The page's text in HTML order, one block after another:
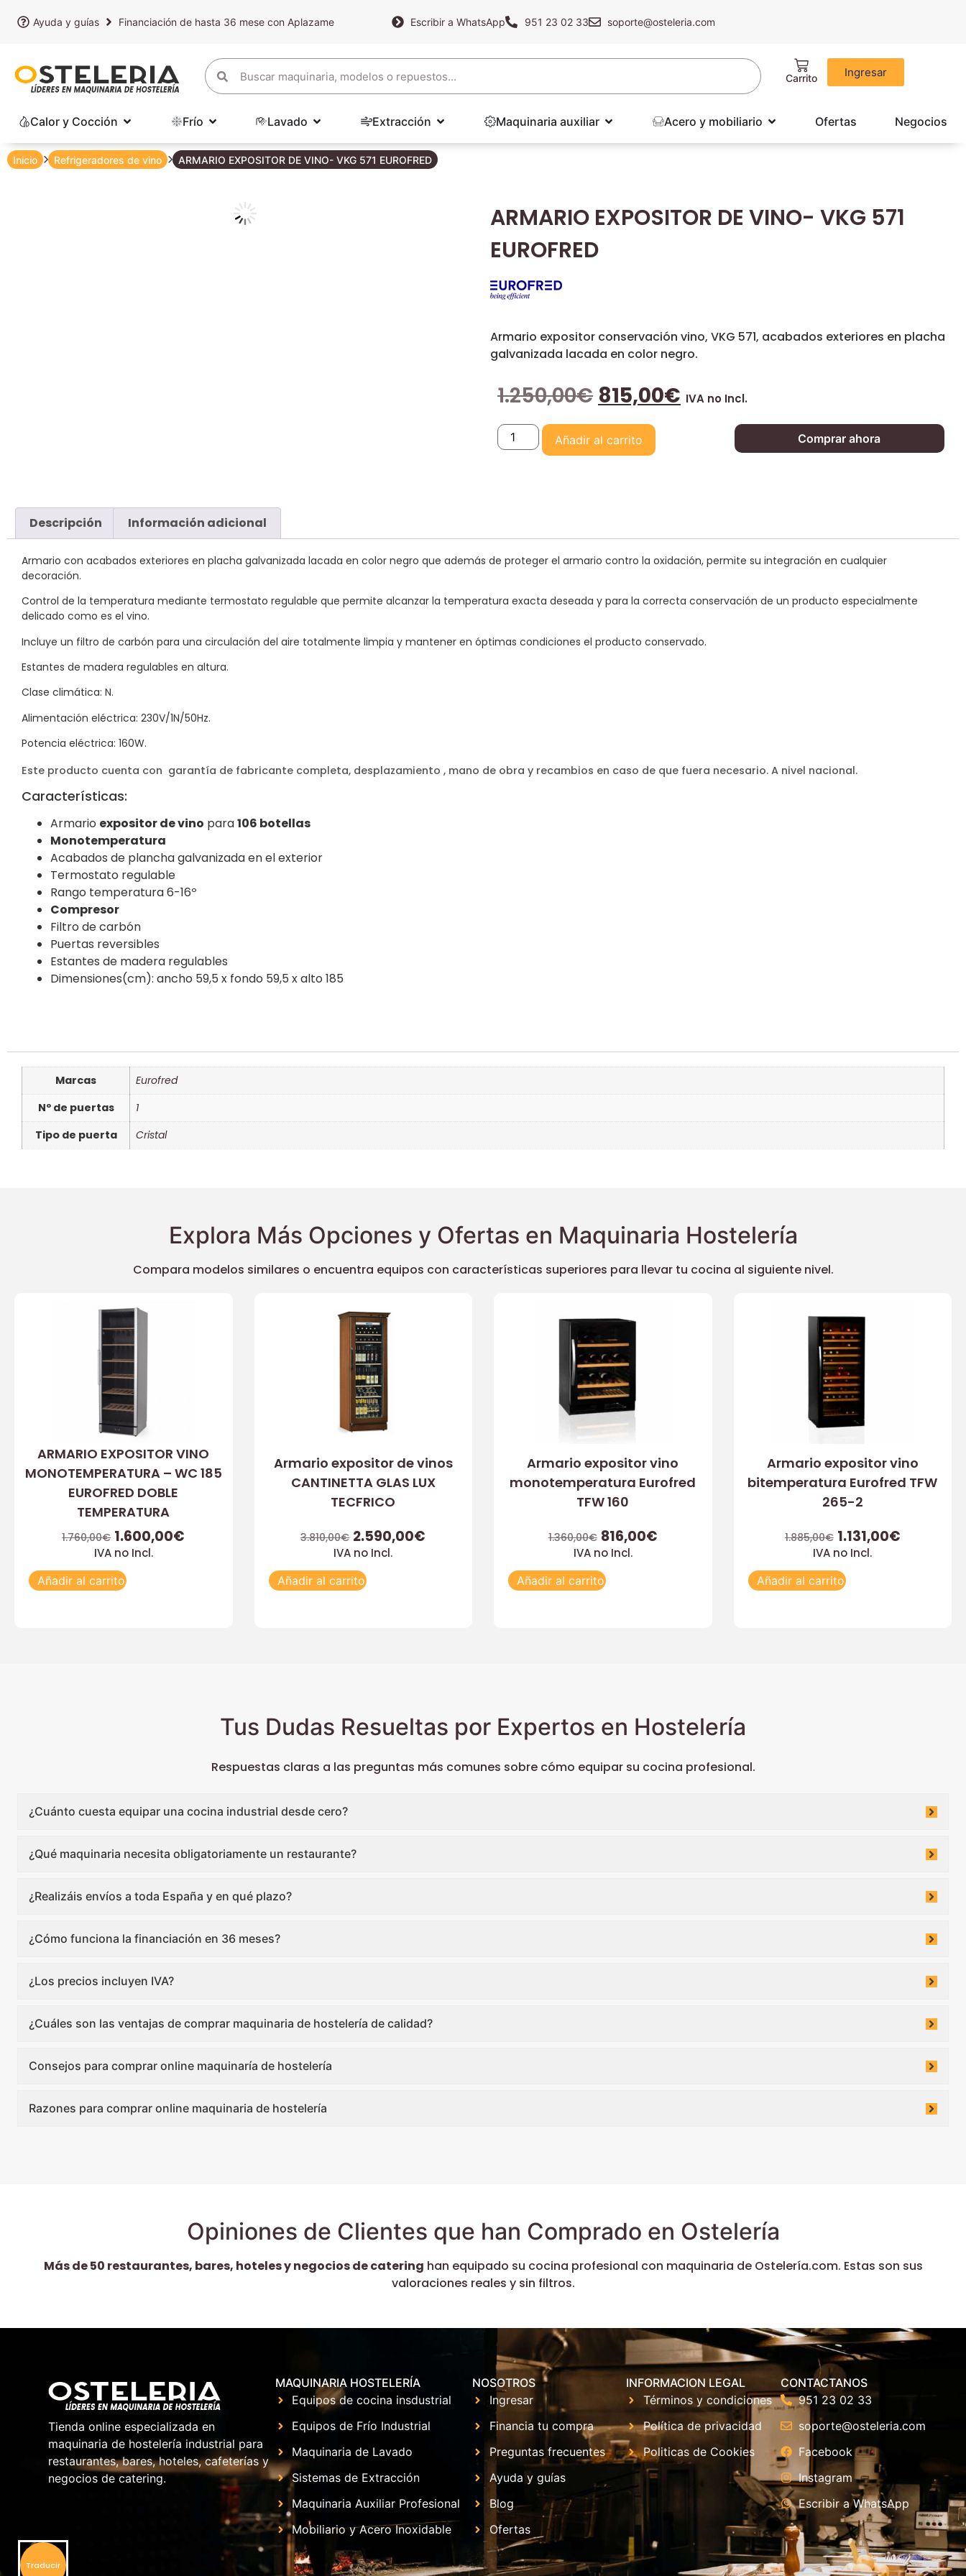
Ayuda y guías Financiación de hasta 36 mese con Aplazame Escribir a WhatsApp 951 23 02 33 soporte@osteleria.com
Ingresar
Calor y Cocción Frío Lavado Extracción Maquinaria auxiliar Acero y mobiliario Ofertas Negocios
Inicio Refrigeradores de vino ARMARIO EXPOSITOR DE VINO- VKG 571 EUROFRED
ARMARIO EXPOSITOR DE VINO- VKG 571
EUROFRED
Armario expositor conservación vino, VKG 571, acabados exteriores en placha
galvanizada lacada en color negro.
1.250,00€ 815,00€ IVA no Incl.
Añadir al carrito Comprar ahora
Descripción Información adicional
Armario con acabados exteriores en placha galvanizada lacada en color negro que además de proteger el armario contro la oxidación, permite su integración en cualquier
decoración.
Control de la temperatura mediante termostato regulable que permite alcanzar la temperatura exacta deseada y para la correcta conservación de un producto especialmente
delicado como es el vino.
Incluye un filtro de carbón para una circulación del aire totalmente limpia y mantener en óptimas condiciones el producto conservado.
Estantes de madera regulables en altura.
Clase climática: N.
Alimentación eléctrica: 230V/1N/50Hz.
Potencia eléctrica: 160W.
Este producto cuenta con garantía de fabricante completa, desplazamiento , mano de obra y recambios en caso de que fuera necesario. A nivel nacional.
Características:
Armario expositor de vino para106 botellas
Monotemperatura
Acabados de plancha galvanizada en el exterior
Termostato regulable
Rango temperatura 6-16º
Compresor
Filtro de carbón
Puertas reversibles
Estantes de madera regulables
Dimensiones(cm): ancho 59,5 x fondo 59,5 x alto 185
Marcas
Eurofred
Nº de puertas
1
Tipo de puerta
Cristal
Explora Más Opciones y Ofertas en Maquinaria Hostelería
Compara modelos similares o encuentra equipos con características superiores para llevar tu cocina al siguiente nivel.
ARMARIO EXPOSITOR VINO
MONOTEMPERATURA – WC 185
EUROFRED DOBLE
TEMPERATURA
1.760,00€ 1.600,00€
IVA no Incl.
Añadir al carrito
Armario expositor de vinos
CANTINETTA GLAS LUX
TECFRICO
3.810,00€ 2.590,00€
IVA no Incl.
Añadir al carrito
Armario expositor vino
monotemperatura Eurofred
TFW 160
1.360,00€ 816,00€
IVA no Incl.
Añadir al carrito
Armario expositor vino
bitemperatura Eurofred TFW
265-2
1.885,00€ 1.131,00€
IVA no Incl.
Añadir al carrito
Tus Dudas Resueltas por Expertos en Hostelería
Respuestas claras a las preguntas más comunes sobre cómo equipar su cocina profesional.
¿Cuánto cuesta equipar una cocina industrial desde cero?
¿Qué maquinaria necesita obligatoriamente un restaurante?
¿Realizáis envíos a toda España y en qué plazo?
¿Cómo funciona la financiación en 36 meses?
¿Los precios incluyen IVA?
¿Cuáles son las ventajas de comprar maquinaria de hostelería de calidad?
Consejos para comprar online maquinaría de hostelería
Razones para comprar online maquinaria de hostelería
Opiniones de Clientes que han Comprado en Ostelería
Más de 50 restaurantes, bares, hoteles y negocios de catering han equipado su cocina profesional con maquinaria de Ostelería.com. Estas son sus
valoraciones reales y sin filtros.
Tienda online especializada en
maquinaria de hostelería industrial para
restaurantes, bares, hoteles, cafeterías y
negocios de catering.
MAQUINARIA HOSTELERÍA
Equipos de cocina insdustrial
Equipos de Frío Industrial
Maquinaria de Lavado
Sistemas de Extracción
Maquinaria Auxiliar Profesional
Mobiliario y Acero Inoxidable
NOSOTROS
Ingresar
Financia tu compra
Preguntas frecuentes
Ayuda y guías
Blog
Ofertas
INFORMACION LEGAL
Términos y condiciones
Política de privacidad
Politicas de Cookies
CONTACTANOS
951 23 02 33
soporte@osteleria.com
Facebook
Instagram
Escribir a WhatsApp
Traducir